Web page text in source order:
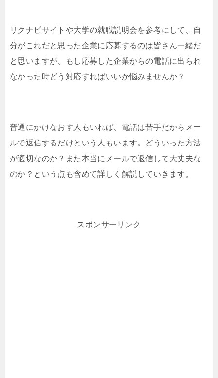
リクナビサイトや大学の就職説明会を参考にして、自
分がこれだと思った企業に応募するのは皆さん一緒だ
と思いますが、もし応募した企業からの電話に出られ
なかった時どう対応すればいいか悩みませんか？
普通にかけなおす人もいれば、電話は苦手だからメー
ルで返信するだけという人もいます。どういった方法
が適切なのか？また本当にメールで返信して大丈夫な
のか？という点も含めて詳しく解説していきます。
スポンサーリンク